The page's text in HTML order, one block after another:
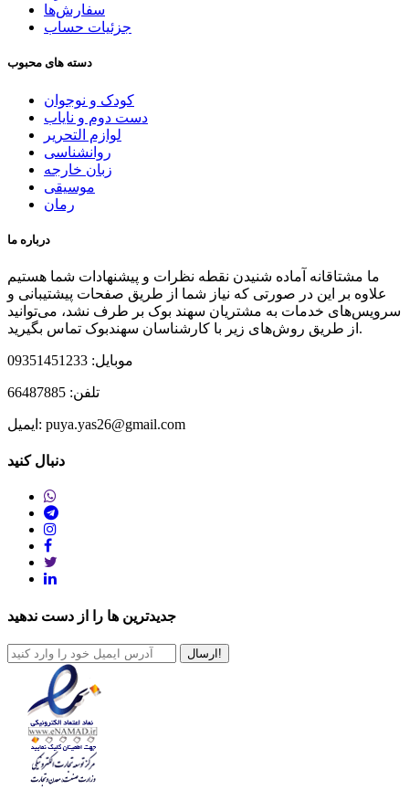
سفارش‌ها
جزئیات حساب
دسته های محبوب
کودک و نوجوان
دست دوم و نایاب
لوازم التحریر
روانشناسی
زبان خارجه
موسیقی
رمان
درباره ما
ما مشتاقانه آماده شنیدن نقطه نظرات و پیشنهادات شما هستیم
علاوه بر این در صورتی که نیاز شما از طریق صفحات پیشتیبانی و
سرویس‌های خدمات به مشتریان سهند بوک بر طرف نشد، می‌توانید
از طریق روش‌های زیر با کارشناسان سهندبوک تماس بگیرید.
موبایل:
تلفن: 66487885
ایمیل: puya.yas26@gmail.com
دنبال کنید
جدیدترین ها را از دست ندهید
ارسال!